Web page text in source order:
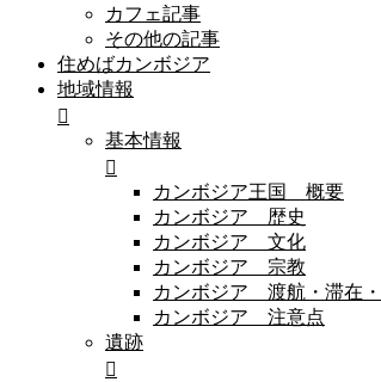
カフェ記事
その他の記事
住めばカンボジア
地域情報
基本情報
カンボジア王国 概要
カンボジア 歴史
カンボジア 文化
カンボジア 宗教
カンボジア 渡航・滞在
カンボジア 注意点
遺跡